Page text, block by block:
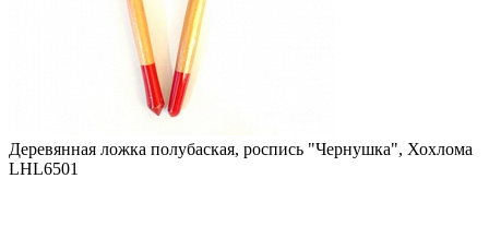
Деревянная ложка полубаская, роспись "Чернушка", Хохлома
LHL6501